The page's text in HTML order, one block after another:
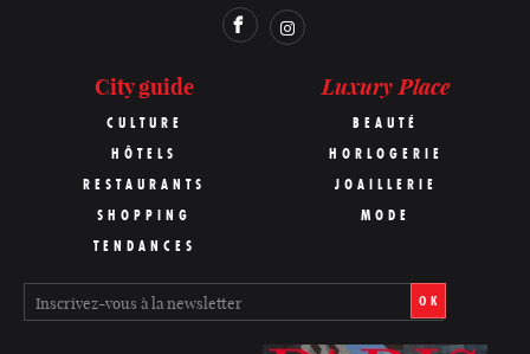
City guide
CULTURE
HÔTELS
RESTAURANTS
SHOPPING
TENDANCES
Luxury Place
BEAUTÉ
HORLOGERIE
JOAILLERIE
MODE
OK